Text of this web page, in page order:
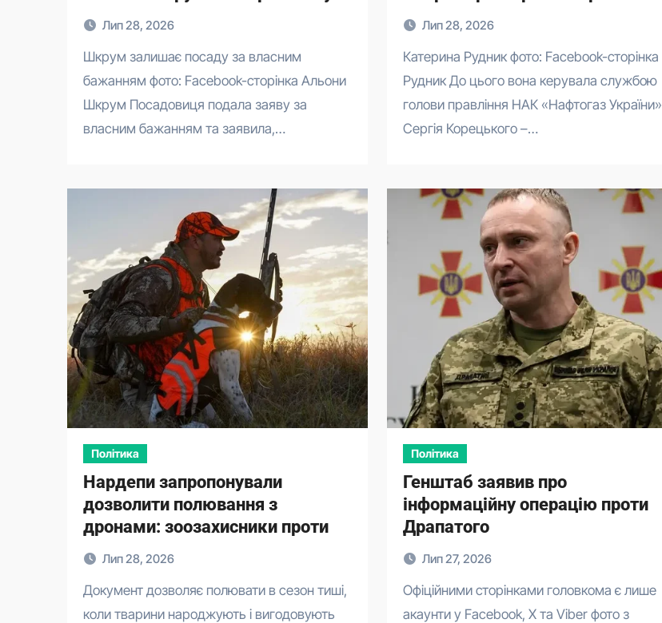
Лип 28, 2026
Шкрум залишає посаду за власним
бажанням фото: Facebook-сторінка Альони
Шкрум Посадовиця подала заяву за
власним бажанням та заявила,…
Лип 28, 2026
Катерина Рудник фото: Facebook-сторінка
Рудник До цього вона керувала службою
голови правління НАК «Нафтогаз України»
Сергія Корецького –…
Політика
Нардепи запропонували
дозволити полювання з
дронами: зоозахисники проти
Лип 28, 2026
Документ дозволяє полювати в сезон тиші,
коли тварини народжують і вигодовують
Політика
Генштаб заявив про
інформаційну операцію проти
Драпатого
Лип 27, 2026
Офіційними сторінками головкома є лише
акаунти у Facebook, X та Viber фото з